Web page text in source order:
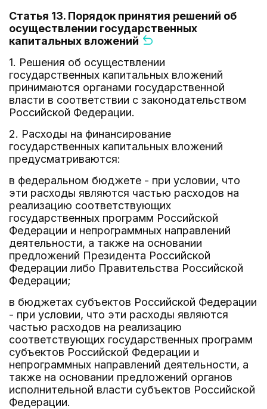
Статья 13. Порядок принятия решений об
осуществлении государственных
капитальных вложений
1. Решения об осуществлении
государственных капитальных вложений
принимаются органами государственной
власти в соответствии с законодательством
Российской Федерации.
2. Расходы на финансирование
государственных капитальных вложений
предусматриваются:
в федеральном бюджете - при условии, что
эти расходы являются частью расходов на
реализацию соответствующих
государственных программ Российской
Федерации и непрограммных направлений
деятельности, а также на основании
предложений Президента Российской
Федерации либо Правительства Российской
Федерации;
в бюджетах субъектов Российской Федерации
- при условии, что эти расходы являются
частью расходов на реализацию
соответствующих государственных программ
субъектов Российской Федерации и
непрограммных направлений деятельности, а
также на основании предложений органов
исполнительной власти субъектов Российской
Федерации.